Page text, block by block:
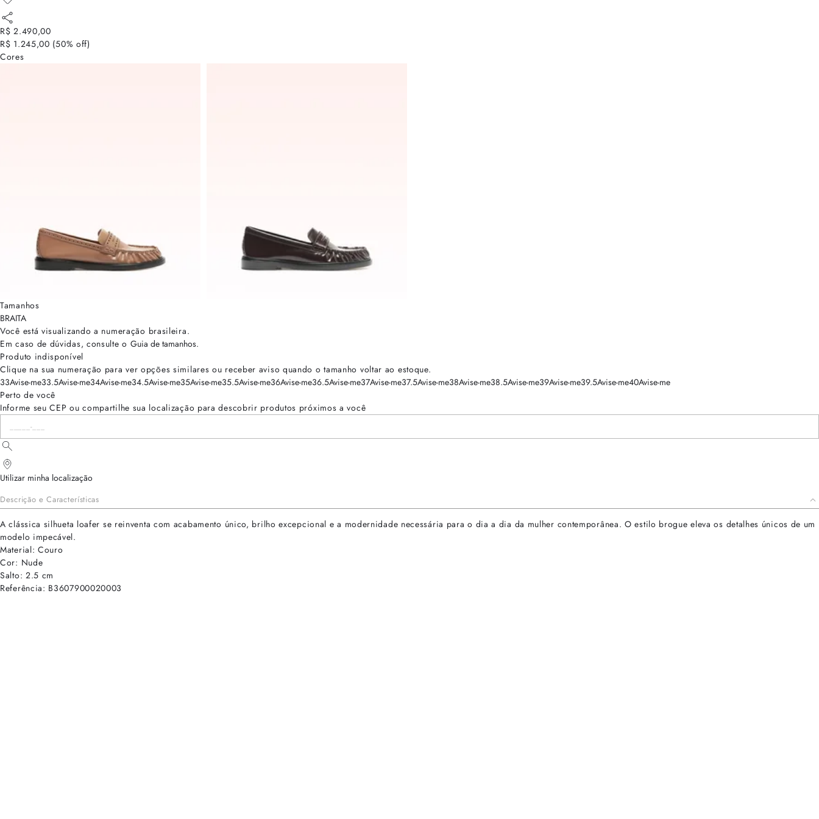
R$ 2.490,00
R$ 1.245,00 (50% off)
Cores
Tamanhos
BRAITA
Você está visualizando a numeração brasileira.
Em caso de dúvidas, consulte o Guia de tamanhos.
Produto indisponível
Clique na sua numeração para ver opções similares ou receber aviso quando o tamanho voltar ao estoque.
33Avise-me33.5Avise-me34Avise-me34.5Avise-me35Avise-me35.5Avise-me36Avise-me36.5Avise-me37Avise-me37.5Avise-me38Avise-me38.5Avise-me39Avise-me39.5Avise-me40Avise-me
Perto de você
Informe seu CEP ou compartilhe sua localização para descobrir produtos próximos a você
Utilizar minha localização
Descrição e Características
A clássica silhueta loafer se reinventa com acabamento único, brilho excepcional e a modernidade necessária para o dia a dia da mulher contemporânea. O estilo brogue eleva os detalhes únicos de um
modelo impecável.
Material: Couro
Cor: Nude
Salto: 2.5 cm
Referência: B3607900020003